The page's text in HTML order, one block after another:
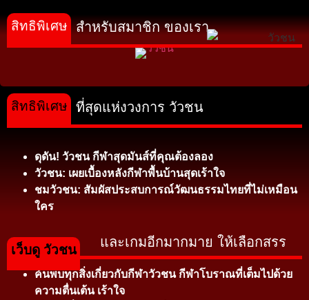
สำหรับสมาชิก ของเรา
สิทธิพิเศษ
ที่สุดแห่งวงการ วัวชน
ดุดัน! วัวชน กีฬาสุดมันส์ที่คุณต้องลอง
วัวชน: เผยเบื้องหลังกีฬาพื้นบ้านสุดเร้าใจ
ชมวัวชน: สัมผัสประสบการณ์วัฒนธรรมไทยที่ไม่เหมือน
ใคร
สิทธิพิเศษ
และเกมอีกมากมาย ให้เลือกสรร
ค้นพบทุกสิ่งเกี่ยวกับกีฬาวัวชน กีฬาโบราณที่เต็มไปด้วย
ความตื่นเต้น เร้าใจ
เว็บดู วัวชน